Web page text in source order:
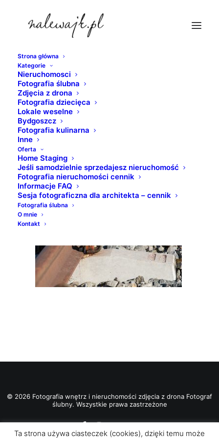
Strona główna
Kategorie
Nieruchomosci
Fotografia ślubna
Zdjęcia z drona
Fotografia dziecięca
Lokale weselne
Bydgoszcz
Fotografia kulinarna
Inne
Oferta
Home Staging
Jeśli samodzielnie sprzedajesz nieruchomość
Fotografia nieruchomości cennik
Informacje FAQ
Sesja fotograficzna dla architekta – cennik
Fotografia ślubna
O mnie
Kontakt
fotografie-nieruchomosci
Strona Główna
Zaplecze techniczne do obsługi pojazdów szynowych
oraz hala postojowa
© 2026 Fotografia wnętrz i nieruchomości zdjęcia z drona Fotograf
ślubny. Wszystkie prawa zastrzeżone
Ta strona używa ciasteczek (cookies), dzięki temu może